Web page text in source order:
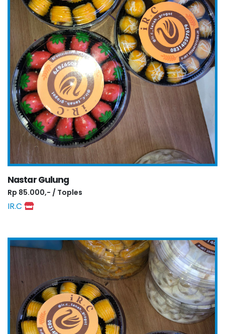
Nastar Gulung
Rp 85.000,- / Toples
IR.C